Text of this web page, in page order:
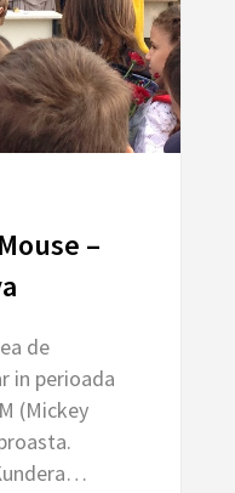
–
de
in perioada
(Mickey